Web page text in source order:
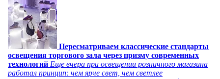
Пересматриваем классические стандарты
освещения торгового зала через призму современных
технологий Еще вчера при освещении розничного магазина
работал принцип: чем ярче свет, чем светлее